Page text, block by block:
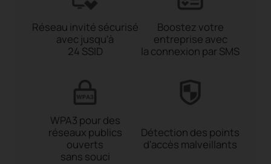
Réseau invité sécurisé
avec jusqu'à
24 SSID
Boostez votre
entreprise avec
la connexion par SMS
WPA3 pour des
réseaux publics
ouverts
sans souci
Détection des points
d'accès malveillants